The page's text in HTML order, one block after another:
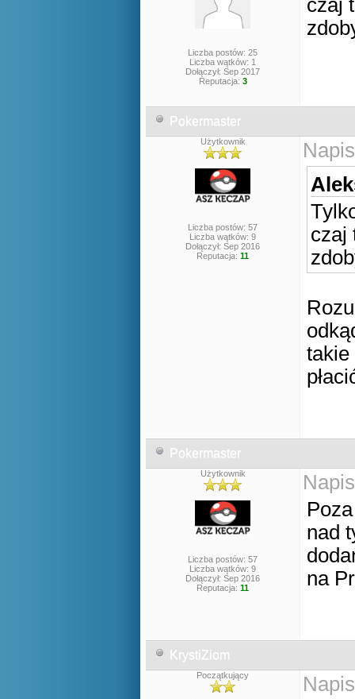
Liczba postów: 25
Liczba wątków: 1
Dołączył: Sep 2017
Reputacja: 3
czaj
Pokermaster
Użytkownik
Liczba postów: 57
Liczba wątków: 9
Dołączył: Sep 2016
Reputacja: 11
czaj
takie
Pokermaster
Użytkownik
Liczba postów: 57
Liczba wątków: 9
Dołączył: Sep 2016
Reputacja: 11
nad
na
KrystiZiom
Początkujący